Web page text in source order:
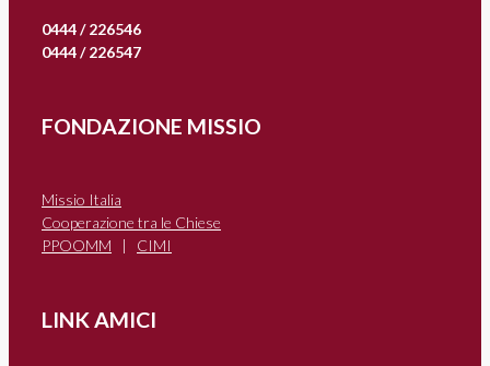
0444 / 226546
0444 / 226547
FONDAZIONE MISSIO
Missio Italia
Cooperazione tra le Chiese
PPOOMM
CIMI
LINK AMICI